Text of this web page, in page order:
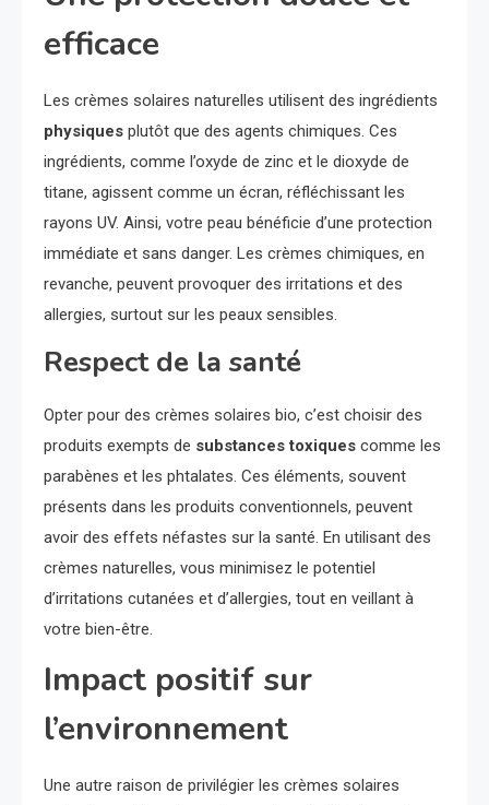
efficace
Les crèmes solaires naturelles utilisent des ingrédients
physiques plutôt que des agents chimiques. Ces
ingrédients, comme l’oxyde de zinc et le dioxyde de
titane, agissent comme un écran, réfléchissant les
rayons UV. Ainsi, votre peau bénéficie d’une protection
immédiate et sans danger. Les crèmes chimiques, en
revanche, peuvent provoquer des irritations et des
allergies, surtout sur les peaux sensibles.
Respect de la santé
Opter pour des crèmes solaires bio, c’est choisir des
produits exempts de substances toxiques comme les
parabènes et les phtalates. Ces éléments, souvent
présents dans les produits conventionnels, peuvent
avoir des effets néfastes sur la santé. En utilisant des
crèmes naturelles, vous minimisez le potentiel
d’irritations cutanées et d’allergies, tout en veillant à
votre bien-être.
Impact positif sur
l’environnement
Une autre raison de privilégier les crèmes solaires